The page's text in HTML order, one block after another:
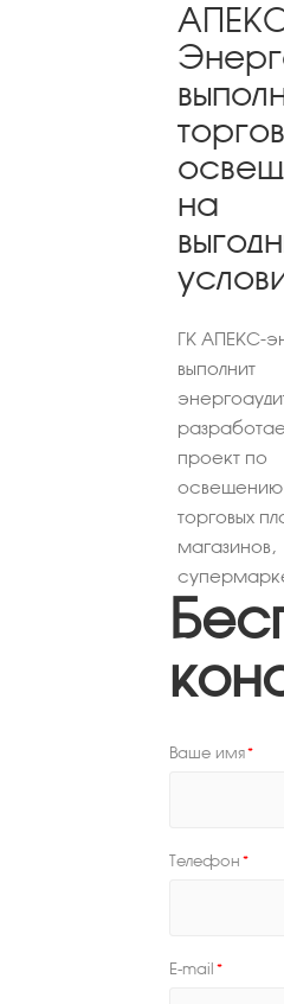
на
ГК АПЕКС-
выполнит
проект по
освещению
торговых
магазинов,
Ваше имя*
Телефон *
E-mail *